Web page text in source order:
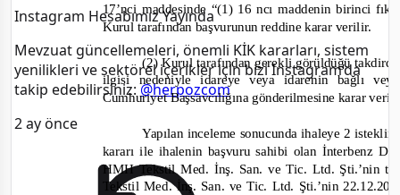
Instagram Hesabımız Yayında
Mevzuat güncellemeleri, önemli KİK kararları, sistem
yenilikleri ve sektörel içerikler için bizi Instagram’da
takip edebilirsiniz:@herpozcom
2 ay önce
17’nci maddesinde “(1) 16 ncı maddenin birinci
Kurul tarafından başvurunun reddine karar verilir.
(2) Kurul tarafından gerekli görüldüğü
ilgisi nedeniyle idareye veya idarenin bağlı
Cumhuriyet Başsavcılığına gönderilmesine karar
Yapılan inceleme sonucunda ihaleye 2
kararı ile ihalenin başvuru sahibi olan İnterbenz
HMH Tekstil Med. İnş. San. ve Tic. Ltd. Şti.’nin
Tekstil Med. İnş. San. ve Tic. Ltd. Şti.’nin